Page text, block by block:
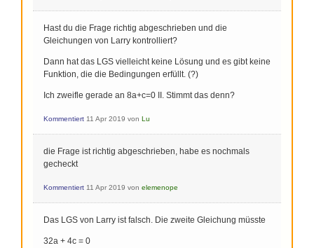
Hast du die Frage richtig abgeschrieben und die
Gleichungen von Larry kontrolliert?
Dann hat das LGS vielleicht keine Lösung und es gibt keine
Funktion, die die Bedingungen erfüllt. (?)
Ich zweifle gerade an 8a+c=0 II. Stimmt das denn?
Kommentiert 11 Apr 2019 von Lu
die Frage ist richtig abgeschrieben, habe es nochmals
gecheckt
Kommentiert 11 Apr 2019 von elemenope
Das LGS von Larry ist falsch. Die zweite Gleichung müsste
32a + 4c = 0